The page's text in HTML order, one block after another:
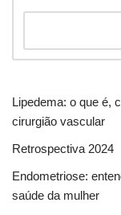
Lipedema: o que é,
cirurgião vascular
Retrospectiva 2024
Endometriose:
saúde da mulher